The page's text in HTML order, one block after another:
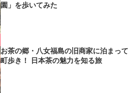
園」を歩いてみた
お茶の郷・八女福島の旧商家に泊まって
町歩き！ 日本茶の魅力を知る旅